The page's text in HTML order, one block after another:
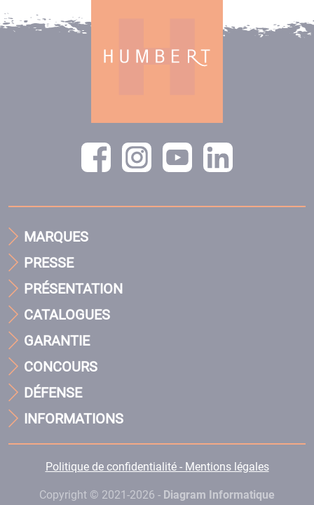
MARQUES
PRESSE
PRÉSENTATION
CATALOGUES
GARANTIE
CONCOURS
DÉFENSE
INFORMATIONS
Politique de confidentialité - Mentions légales
Copyright © 2021-2026 - Diagram Informatique